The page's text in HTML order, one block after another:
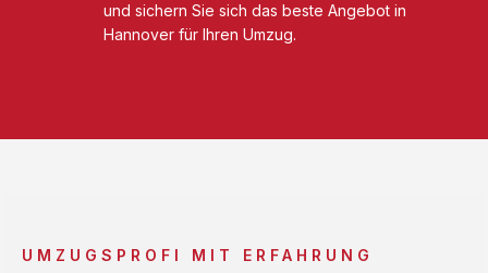
und sichern Sie sich das beste Angebot in
Hannover für Ihren Umzug.
UMZUGSPROFI MIT ERFAHRUNG